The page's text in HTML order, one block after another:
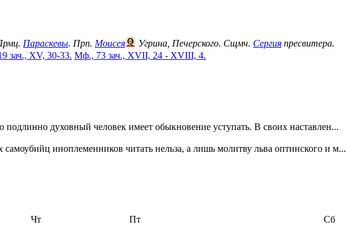
Параскевы. Прп. Моисея Угрина, Печерского. Сщмч. Сергия пресвитера.
зач., XV, 30-33. Мф., 73 зач., XVII, 24 - XVIII, 4.
духовный человек имеет обыкновение уступать. В своих наставлен...
иноплеменников читать нельза, а лишь молитву льва оптинского и м...
Чт Пт Сб